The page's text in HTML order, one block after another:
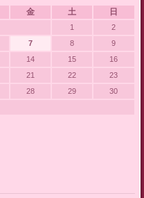
金 土 日
1
2
7 8
9
14 15
16
21 22
23
28 29
30